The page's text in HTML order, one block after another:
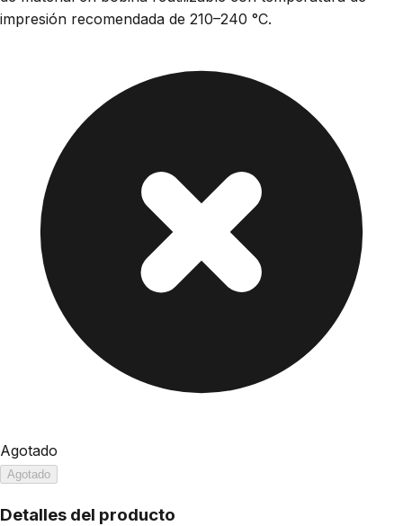
impresión recomendada de 210–240 °C.
Agotado
Agotado
Detalles del producto